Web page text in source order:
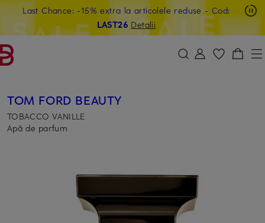
SARI LA CONȚINUTUL PRINCIPAL SARI LA CÂMPUL DE CĂUTARE
Last Chance: -15% extra la articolele reduse - Cod:
LAST26 Detalii
TOM FORD BEAUTY
TOBACCO VANILLE
Apă de parfum